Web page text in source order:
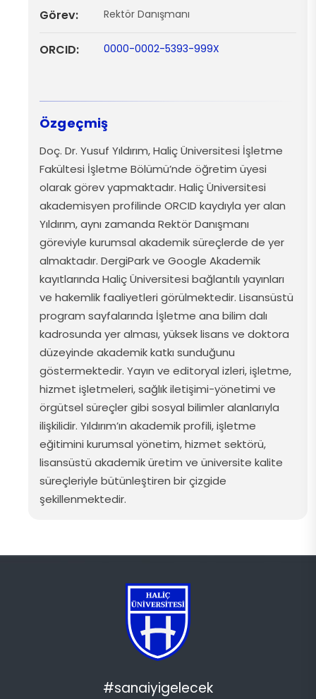
Görev: Rektör Danışmanı
ORCID: 0000-0002-5393-999X
Özgeçmiş
Doç. Dr. Yusuf Yıldırım, Haliç Üniversitesi İşletme
Fakültesi İşletme Bölümü’nde öğretim üyesi
olarakgörevyapmaktadır. Haliç Üniversitesi
akademisyen profilinde ORCID kaydıyla yeralan
Yıldırım,aynı zamanda Rektör Danışmanı
göreviyle kurumsal akademiksüreçlerde de yer
almaktadır. DergiParkve Google Akademik
kayıtlarında Haliç Üniversitesi bağlantılı yayınları
ve hakemlik faaliyetleri görülmektedir. Lisansüstü
program sayfalarında İşletme ana bilim dalı
kadrosunda yeralması,yükseklisans ve doktora
düzeyinde akademikkatkı sunduğunu
göstermektedir. Yayın ve editoryal izleri, işletme,
hizmet işletmeleri,sağlıkiletişimi-yönetimi ve
örgütsel süreçlergibi sosyal bilimleralanlarıyla
ilişkilidir. Yıldırım’ın akademikprofili, işletme
eğitimini kurumsal yönetim,hizmet sektörü,
lisansüstü akademiküretim ve üniversite kalite
süreçleriyle bütünleştiren birçizgide
şekillenmektedir.
#sanaiyigelecek